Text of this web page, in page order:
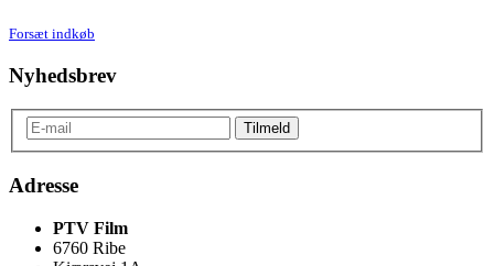
Forsæt indkøb
Nyhedsbrev
Adresse
PTV Film
6760 Ribe